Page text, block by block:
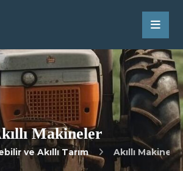
Makineler
ve Akıllı Tarım Akıllı